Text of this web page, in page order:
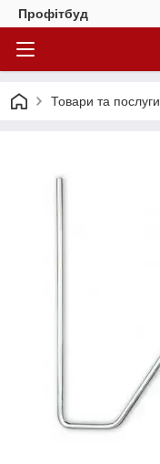
Профітбуд
Товари та послуги